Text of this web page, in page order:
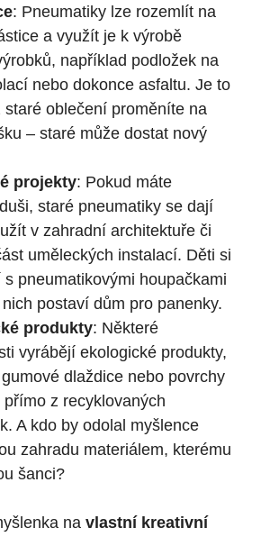
: Pneumatiky lze rozemlít na
a využít je k výrobě
například podložek na
nebo dokonce asfaltu. Je to
staré oblečení proměníte na
– staré může dostat nový
projekty: Pokud máte
staré pneumatiky se dají
v zahradní architektuře či
uměleckých instalací. Děti si
s pneumatikovými houpačkami
postaví dům pro panenky.
produkty: Některé
vyrábějí ekologické produkty,
dlaždice nebo povrchy
přímo z recyklovaných
A kdo by odolal myšlence
zahradu materiálem, kterému
šanci?
na vlastní kreativní